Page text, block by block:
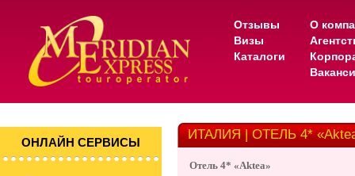
Отзывы
Визы
Каталоги
О
ОНЛАЙН СЕРВИСЫ
ИТАЛИЯ | ОТЕЛЬ 4*
Отель 4* «Aktea»